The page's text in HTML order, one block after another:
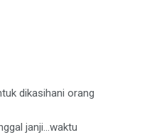
dikasihani orang
janji…waktu